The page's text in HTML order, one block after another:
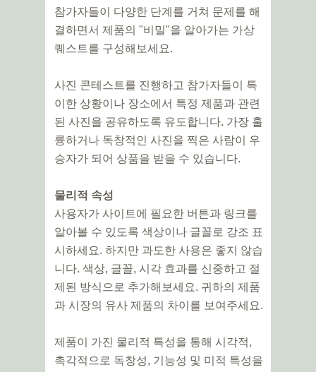
참가자들이 다양한 단계를 거쳐 문제를 해
결하면서 제품의 "비밀"을 알아가는 가상
퀘스트를 구성해보세요.
사진 콘테스트를 진행하고 참가자들이 특
이한 상황이나 장소에서 특정 제품과 관련
된 사진을 공유하도록 유도합니다. 가장 훌
륭하거나 독창적인 사진을 찍은 사람이 우
승자가 되어 상품을 받을 수 있습니다.
물리적 속성
사용자가 사이트에 필요한 버튼과 링크를
알아볼 수 있도록 색상이나 글꼴로 강조 표
시하세요. 하지만 과도한 사용은 좋지 않습
니다. 색상, 글꼴, 시각 효과를 신중하고 절
제된 방식으로 추가해보세요. 귀하의 제품
과 시장의 유사 제품의 차이를 보여주세요.
제품이 가진 물리적 특성을 통해 시각적,
촉각적으로 독창성, 기능성 및 미적 특성을